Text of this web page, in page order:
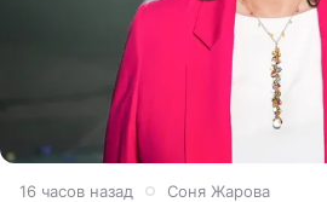
16 часов назад Соня Жарова